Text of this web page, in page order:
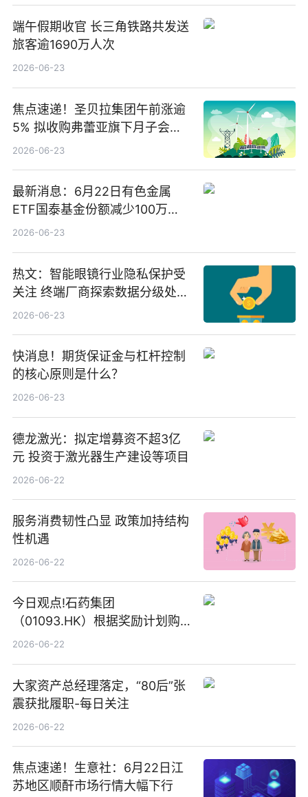
端午假期收官 长三角铁路共发送
旅客逾1690万人次
2026-06-23
焦点速递！圣贝拉集团午前涨逾
5% 拟收购弗蕾亚旗下月子会所
业务少数股权
2026-06-23
最新消息：6月22日有色金属
ETF国泰基金份额减少100万
份，重仓股紫金矿业、洛阳钼
2026-06-23
热文：智能眼镜行业隐私保护受
关注 终端厂商探索数据分级处理
等方案
2026-06-23
快消息！期货保证金与杠杆控制
的核心原则是什么？
2026-06-23
德龙激光：拟定增募资不超3亿
元 投资于激光器生产建设等项目
2026-06-22
服务消费韧性凸显 政策加持结构
性机遇
2026-06-22
今日观点!石药集团
（01093.HK）根据奖励计划购
回580万股
2026-06-22
大家资产总经理落定，“80后”张
震获批履职-每日关注
2026-06-22
焦点速递！生意社：6月22日江
苏地区顺酐市场行情大幅下行